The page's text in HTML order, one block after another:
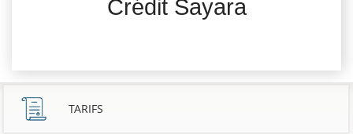
Crédit Sayara
TARIFS